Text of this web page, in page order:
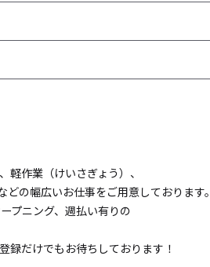
軽作業（けいさぎょう）、
の幅広いお仕事をご用意しております。
プニング、週払い有りの
録だけでもお待ちしております！